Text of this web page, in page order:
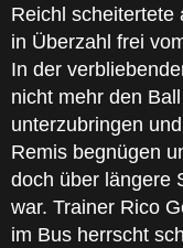
Reichl scheitertete
in Überzahl frei
In der
nicht mehr den
unterzubringen
Remis begnügen
doch über längere
war. Trainer Rico
im Bus herrscht